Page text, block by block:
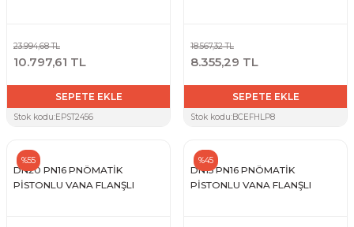
23.994,68 TL
10.797,61 TL
SEPETE EKLE
Stok kodu:EPST2456
18.567,32 TL
8.355,29 TL
SEPETE EKLE
Stok kodu:BCEFHLP8
DN20 PN16 PNÖMATİK
PİSTONLU VANA FLANŞLI
%55
DN15 PN16 PNÖMATİK
PİSTONLU VANA FLANŞLI
%45